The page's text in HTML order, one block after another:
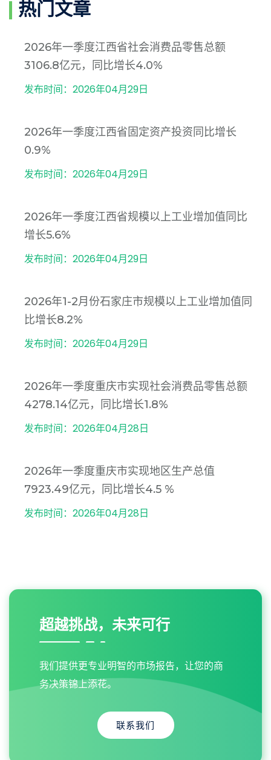
热门文章
2026年一季度江西省社会消费品零售总额
3106.8亿元，同比增长4.0%
发布时间：2026年04月29日
2026年一季度江西省固定资产投资同比增长
0.9%
发布时间：2026年04月29日
2026年一季度江西省规模以上工业增加值同比
增长5.6%
发布时间：2026年04月29日
2026年1-2月份石家庄市规模以上工业增加值同
比增长8.2%
发布时间：2026年04月29日
2026年一季度重庆市实现社会消费品零售总额
4278.14亿元，同比增长1.8%
发布时间：2026年04月28日
2026年一季度重庆市实现地区生产总值
7923.49亿元，同比增长4.5 %
发布时间：2026年04月28日
超越挑战，未来可行
我们提供更专业明智的市场报告，让您的商
务决策锦上添花。
联系我们